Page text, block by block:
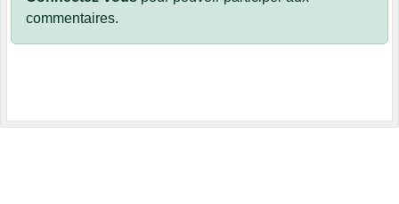
commentaires.